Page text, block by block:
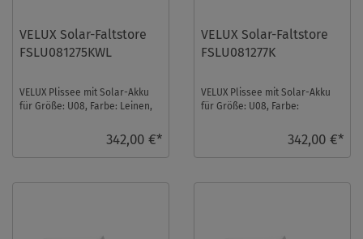
VELUX Solar-Faltstore
FSLU081275KWL
VELUX Plissee mit Solar-Akku
für Größe: U08, Farbe: Leinen,
342,00 €*
VELUX Solar-Faltstore
FSLU081277K
VELUX Plissee mit Solar-Akku
für Größe: U08, Farbe:
transparent, io-homec ...342,00 €*